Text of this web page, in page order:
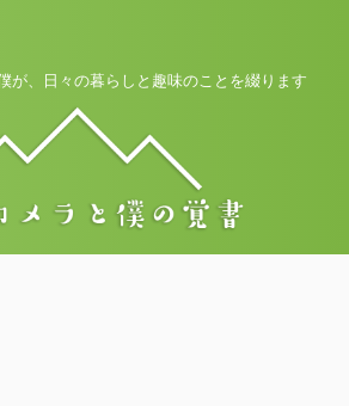
が、日々の暮らしと趣味のことを綴ります